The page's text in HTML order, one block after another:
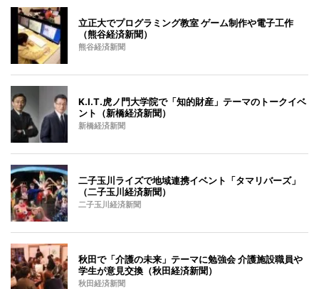
立正大でプログラミング教室 ゲーム制作や電子工作
（熊谷経済新聞）
熊谷経済新聞
K.I.T.虎ノ門大学院で「知的財産」テーマのトークイベ
ント（新橋経済新聞）
新橋経済新聞
二子玉川ライズで地域連携イベント「タマリバーズ」
（二子玉川経済新聞）
二子玉川経済新聞
秋田で「介護の未来」テーマに勉強会 介護施設職員や
学生が意見交換（秋田経済新聞）
秋田経済新聞